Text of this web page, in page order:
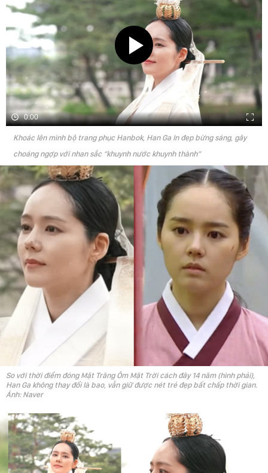
0:00
Khoác lên mình bộ trang phục Hanbok, Han Ga In đẹp bừng sáng, gây
choáng ngợp với nhan sắc “khuynh nước khuynh thành”
So với thời điểm đóng Mặt Trăng Ôm Mặt Trời cách đây 14 năm (hình phải),
Han Ga không thay đổi là bao, vẫn giữ được nét trẻ đẹp bất chấp thời gian.
Ảnh: Naver